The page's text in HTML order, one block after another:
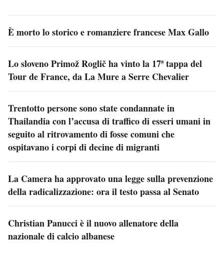
È morto lo storico e romanziere francese Max Gallo
Lo sloveno Primož Roglič ha vinto la 17ª tappa del
Tour de France, da La Mure a Serre Chevalier
Trentotto persone sono state condannate in
Thailandia con l’accusa di traffico di esseri umani in
seguito al ritrovamento di fosse comuni che
ospitavano i corpi di decine di migranti
La Camera ha approvato una legge sulla prevenzione
della radicalizzazione: ora il testo passa al Senato
Christian Panucci è il nuovo allenatore della
nazionale di calcio albanese